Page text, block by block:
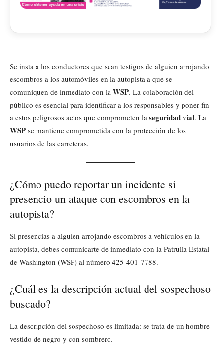
Se insta a los conductores que sean testigos de alguien arrojando
escombros a los automóviles en la autopista a que se
comuniquen de inmediato con la WSP. La colaboración del
público es esencial para identificar a los responsables y poner fin
a estos peligrosos actos que comprometen la seguridad vial. La
WSP se mantiene comprometida con la protección de los
usuarios de las carreteras.
¿Cómo puedo reportar un incidente si
presencio un ataque con escombros en la
autopista?
Si presencias a alguien arrojando escombros a vehículos en la
autopista, debes comunicarte de inmediato con la Patrulla Estatal
de Washington (WSP) al número 425-401-7788.
¿Cuál es la descripción actual del sospechoso
buscado?
La descripción del sospechoso es limitada: se trata de un hombre
vestido de negro y con sombrero.